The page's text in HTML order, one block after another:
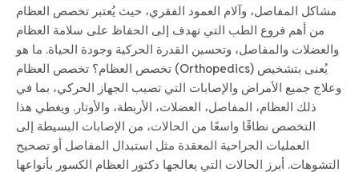
مشاكل المفاصل، وآلام العمود الفقري، حيث يُعتبر تخصص العظام
من أهم فروع الطب التي تهدف إلى الحفاظ على سلامة العظام
والعضلات والمفاصل، وتحسين القدرة الحركية وجودة الحياة. ما هو
تخصص العظام؟ تخصص العظام (Orthopedics) يُعنى بتشخيص
وعلاج جميع الأمراض والإصابات التي تصيب الجهاز الحركي، بما في
ذلك العظام، المفاصل، العضلات، الأربطة، والأوتار. ويغطي هذا
التخصص نطاقًا واسعًا من الحالات، من الإصابات البسيطة إلى
العمليات الجراحية المعقدة مثل استبدال المفاصل أو تصحيح
التشوهات. أبرز الحالات التي يعالجها دكتور العظام الكسور بأنواعها